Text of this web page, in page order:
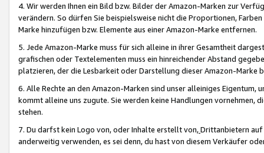
4. Wir werden Ihnen ein Bild bzw. Bilder der Amazon-Marken zur
verändern. So dürfen Sie beispielsweise nicht die Proportionen,
Marke hinzufügen bzw. Elemente aus einer Amazon-Marke entfernen.
5. Jede Amazon-Marke muss für sich alleine in ihrer Gesamtheit
grafischen oder Textelementen muss ein hinreichender Abstand
platzieren, der die Lesbarkeit oder Darstellung dieser Amazon-Marke
6. Alle Rechte an den Amazon-Marken sind unser alleiniges
kommt alleine uns zugute. Sie werden keine Handlungen vornehmen,
stehen.
7. Du darfst kein Logo von, oder Inhalte erstellt von,Drittanbietern auf
anderweitig verwenden, es sei denn, du hast von diesem Verkäufer